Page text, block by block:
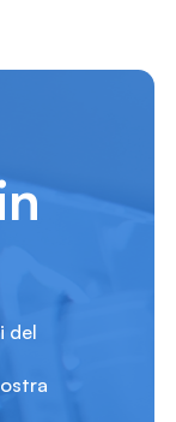
del